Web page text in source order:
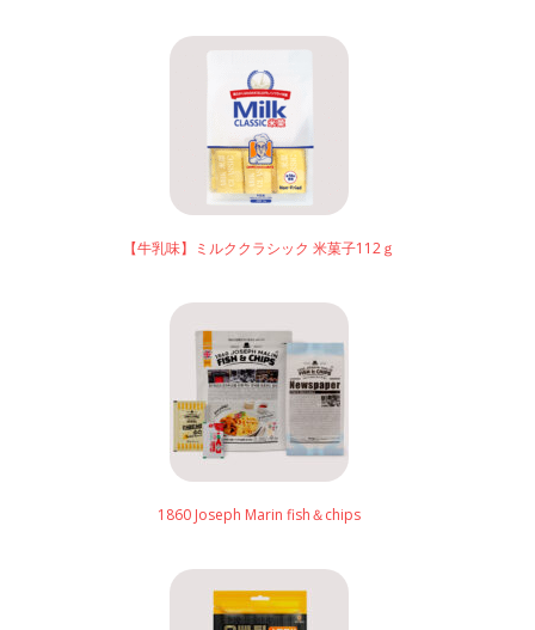
【牛乳味】ミルククラシック 米菓子112ｇ
1860 Joseph Marin fish＆chips